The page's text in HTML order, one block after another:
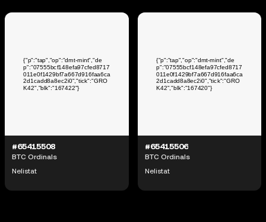
#65415508
BTC Ordinals
Nelistat
#65415506
BTC Ordinals
Nelistat